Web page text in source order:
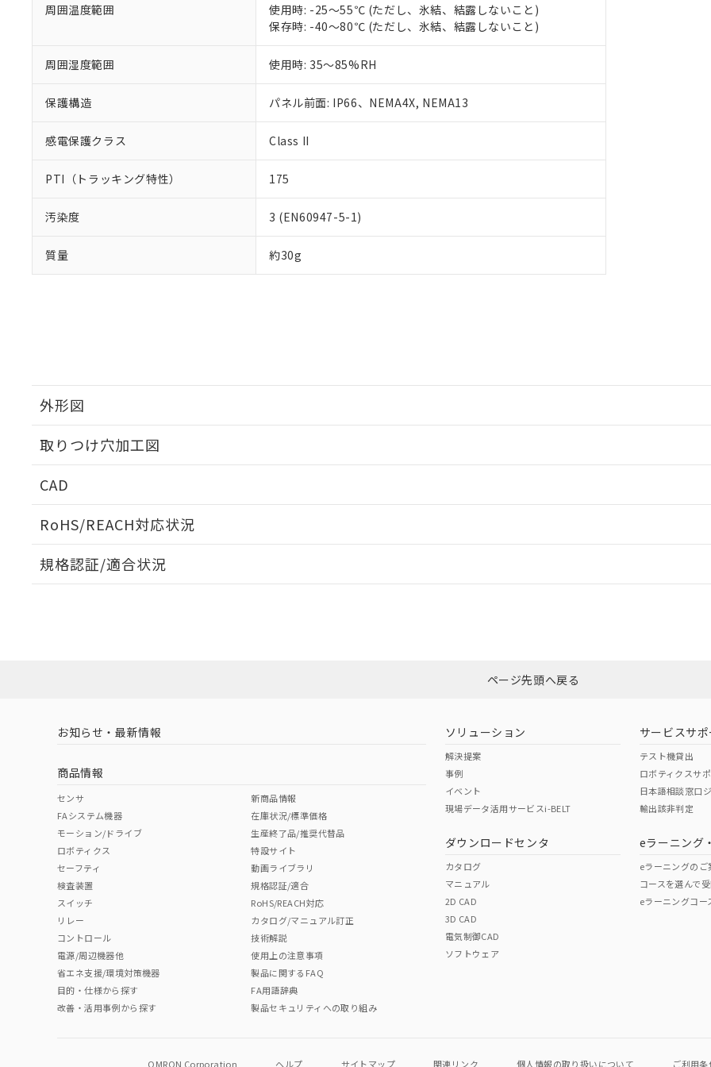
周囲温度範囲
使用時: -25～55℃ (ただし、氷結、結露しないこと)
保存時: -40～80℃ (ただし、氷結、結露しないこと)
周囲湿度範囲 使用時: 35～85%RH
保護構造 パネル前面: IP66、NEMA4X, NEMA13
感電保護クラス Class II
PTI（トラッキング特性） 175
汚染度 3 (EN60947-5-1)
質量 約30g
外形図
取りつけ穴加工図
CAD
RoHS/REACH対応状況
EU RoHS 注意事項・凡例
ダウンロードはこちら
中国 RoHS 注意事項・凡例
中国 RoHS表
Pb Hg Cr(VI)
"対応済み"や非含有の記載がされた商品であっても、流通在庫等で未対応品が混在する可能性があります。
非含有品が必要な際は、弊社営業部門もしくは販売店へお問い合わせください。
規格認証/適合状況
（イギリス
（ノルウェー
（日本
（アメリカ
この製品の規格認証/適合
その他の認証はこちらのページからご
が、当社の製品・サービスに関するお客様との取引・商談に必要な範囲で利用する
さい。
※当社の共同利用者とは、"個人情報の共同利用に関して"
の「1.共同利用者の
いる法人を指します。
下記の非含有証明書をダウンロードすることができます。
EU RoHS指令（10物質）の非含有証明書
※本証明書は発行日時点で非含有を証明するもので、過去に遡って非含有を証明するも
また、RoHS指令のフタル酸エステル類４物質の対応では、対応完了までの期間は出
混在することから備考欄に対応日を記載しておりました。
既に当社にて対応品への在庫切替を完了していることから、特段のことがない限り、
り割愛しております。
合意する
ページ先頭へ戻る
お知らせ・最新情報
商品情報
センサ
FAシステム機器
モーション/ドライブ
ロボティクス
セーフティ
検査装置
スイッチ
リレー
コントロール
電源/周辺機器他
省エネ支援/環境対策機器
目的・仕様から探す
改善・活用事例から探す
新商品情報
在庫状況/標準価格
生産終了品/推奨代替品
特設サイト
動画ライブラリ
規格認証/適合
RoHS/REACH対応
カタログ/マニュアル訂正
技術解説
使用上の注意事項
製品に関するFAQ
FA用語辞典
製品セキュリティへの取り組み
ソリューション
解決提案
事例
イベント
現場データ活用サービスi-BELT
ダウンロードセンタ
カタログ
マニュアル
2D CAD
3D CAD
電気制御CAD
ソフトウェア
サービスサポ
テスト機貸出
ロボティクスサ
日本語相談窓口
輸出該非判定
eラーニング
eラーニングのご
コースを選んで
eラーニングコー
OMRON Corporation ヘルプ サイトマップ 関連リンク 個人情報の取り扱いについて ご利用条